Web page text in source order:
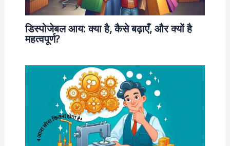
डिस्पोजेबल आय: क्या है, कैसे बढ़ाएँ, और क्यों है
महत्वपूर्ण?